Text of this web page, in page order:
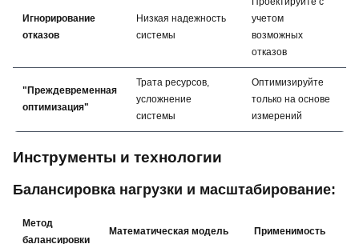
Игнорирование
отказов
Низкая надежность
системы
учетом
возможных
отказов
"Преждевременная
оптимизация"
Трата ресурсов,
усложнение
системы
Оптимизируйте
только на основе
измерений
Инструменты и технологии
Балансировка нагрузки и масштабирование:
Метод
балансировки
Математическая модель Применимость